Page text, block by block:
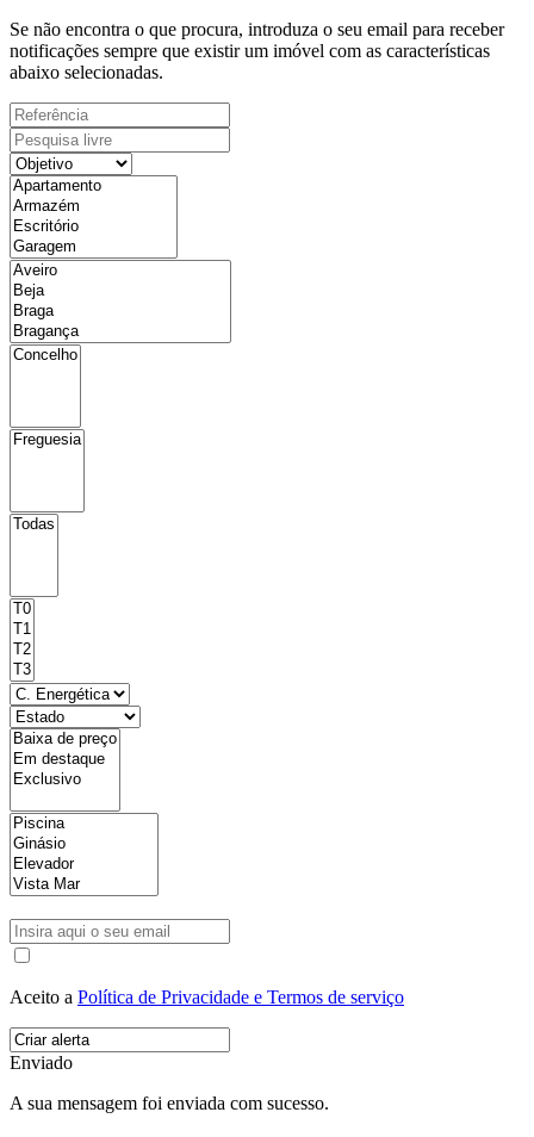
Se não encontra o que procura, introduza o seu email para receber
notificações sempre que existir um imóvel com as características
abaixo selecionadas.
Aceito a Política de Privacidade e Termos de serviço
Enviado
A sua mensagem foi enviada com sucesso.